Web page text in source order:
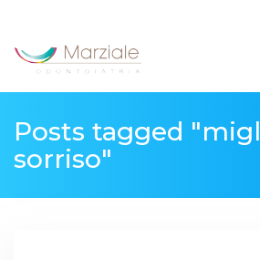
Posts tagged
sorriso"